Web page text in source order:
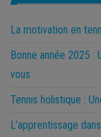
La motivation en
Bonne année 2025
vous
Tennis holistique :
L’apprentissage